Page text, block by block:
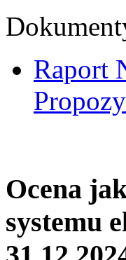
Raport
Ocena
systemu